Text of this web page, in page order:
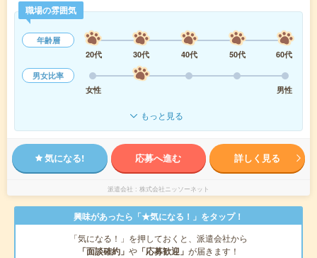
職場の雰囲気
年齢層
20代
30代 40代 50代
60代
男女比率
女性
男性
もっと見る
気になる! 応募へ進む 詳しく見る
派遣会社 株式会社ニッソーネット
興味があったら「★気になる！」をタップ！
「気になる！」を押しておくと、派遣会社から
「面談確約」 や 「応募歓迎」 が届きます！